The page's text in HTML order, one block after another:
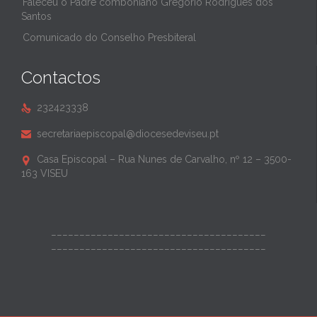
Santos
Comunicado do Conselho Presbiteral
Contactos
 232423338
 secretariaepiscopal@diocesedeviseu.pt

Casa Episcopal – Rua Nunes de Carvalho, nº 12 – 3500-
163 VISEU